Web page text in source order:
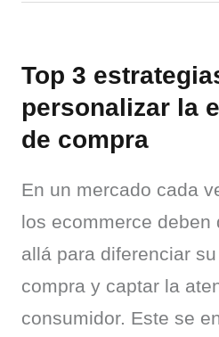
Top 3
personalizar la
de compra
En un mercado cada
los ecommerce deben
allá para diferenciar
compra y captar la
consumidor. Este se